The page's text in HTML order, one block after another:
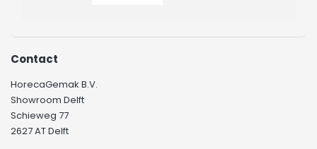
Contact
HorecaGemak B.V.
Showroom Delft
Schieweg 77
2627 AT Delft